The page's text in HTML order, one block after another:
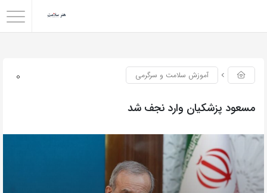
0 آموزش سلامت و سرگرمی
مسعود پزشکیان وارد نجف شد